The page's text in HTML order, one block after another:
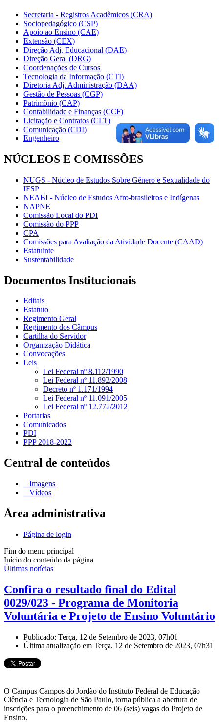
Secretaria - Registros Acadêmicos (CRA)
Sociopedagógico (CSP)
Apoio ao Ensino (CAE)
Extensão (CEX)
Direção Adj. Educacional (DAE)
Direção Geral (DRG)
Coordenações de Cursos
Tecnologia da Informação (CTI)
Diretoria Adj. Administração (DAA)
Gestão de Pessoas (CGP)
Patrimônio (CAP)
Contabilidade e Finanças (CCF)
Licitação e Contratos (CLT)
Comunicação (CDI)
Engenheiro
NÚCLEOS E COMISSÕES
NUGS - Núcleo de Estudos Sobre Gênero e Sexualidade do
IFSP
NEABI - Núcleo de Estudos Afro-brasileiros e Indígenas
NAPNE
Comissão Local do PDI
Comissão do PPP
CPA
Comissões para Avaliação da Atividade Docente (CAAD)
Estatuinte
Sustentabilidade
Documentos Institucionais
Editais
Estatuto
Regimento Geral
Regimento dos Câmpus
Cartilha do Servidor
Organização Didática
Convocações
Leis
Lei Federal nº 8.112/1990
Lei Federal nº 11.892/2008
Decreto nº 1.171/1994
Lei Federal nº 11.091/2005
Lei Federal nº 12.772/2012
Portarias
Comunicados
PDI
PPP 2018-2022
Central de conteúdos
Imagens
Vídeos
Área administrativa
Página de login
Fim do menu principal
Início do conteúdo da página
Últimas notícias
Confira o resultado final do Edital
0029/023 - Programa de Monitoria
Voluntária e Projeto de Ensino Voluntário
Publicado: Terça, 12 de Setembro de 2023, 07h01
Última atualização em Terça, 12 de Setembro de 2023, 07h31
O Campus Campos do Jordão do Instituto Federal de Educação
Ciência e Tecnologia de São Paulo, torna pública a abertura de
inscrições para o preenchimento de 06 (seis) vagas do Projeto de
Ensino.